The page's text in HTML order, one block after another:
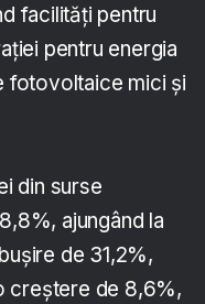
facilități pentru
pentru energia
fotovoltaice mici și
din surse
ajungând la
de 31,2%,
creștere de 8,6%,